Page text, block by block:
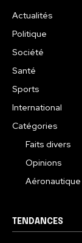
Actualités
Politique
Société
Santé
Sports
International
Catégories
Faits divers
Opinions
Aéronautique
TENDANCES